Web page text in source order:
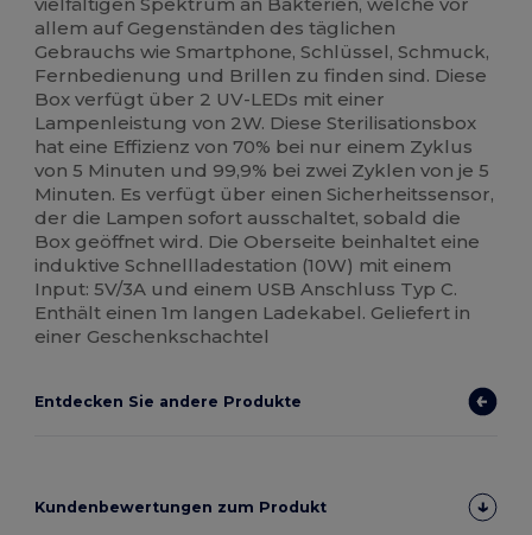
allem auf Gegenständen des täglichen
Gebrauchs wie Smartphone, Schlüssel, Schmuck,
Fernbedienung und Brillen zu finden sind. Diese
Box verfügt über 2 UV-LEDs mit einer
Lampenleistung von 2W. Diese Sterilisationsbox
hat eine Effizienz von 70% bei nur einem Zyklus
von 5 Minuten und 99,9% bei zwei Zyklen von je 5
Minuten. Es verfügt über einen Sicherheitssensor,
der die Lampen sofort ausschaltet, sobald die
Box geöffnet wird. Die Oberseite beinhaltet eine
induktive Schnellladestation (10W) mit einem
Input: 5V/3A und einem USB Anschluss Typ C.
Enthält einen 1m langen Ladekabel. Geliefert in
einer Geschenkschachtel
Entdecken Sie andere Produkte
Kundenbewertungen zum Produkt